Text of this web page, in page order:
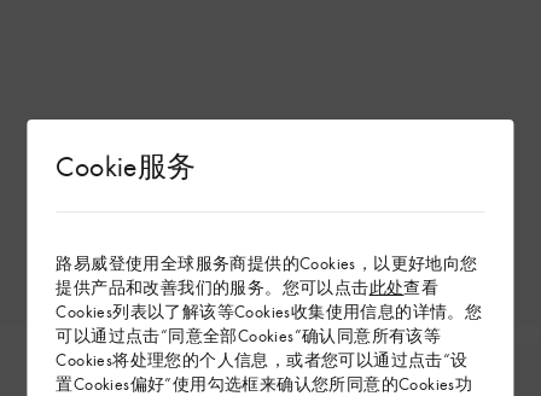
Cookie服务
路易威登使用全球服务商提供的Cookies，以更好地向您
提供产品和改善我们的服务。您可以点击此处查看
Cookies列表以了解该等Cookies收集使用信息的详情。您
可以通过点击“同意全部Cookies”确认同意所有该等
Cookies将处理您的个人信息，或者您可以通过点击“设
置Cookies偏好”使用勾选框来确认您所同意的Cookies功